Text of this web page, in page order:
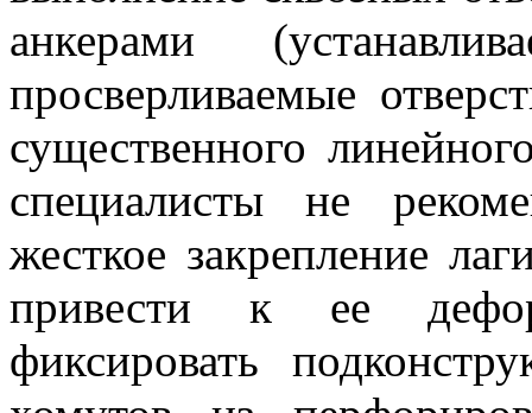
анкерами
просверливаемые
существенного
специалисты не
жесткое закрепление
привести к ее
фиксировать